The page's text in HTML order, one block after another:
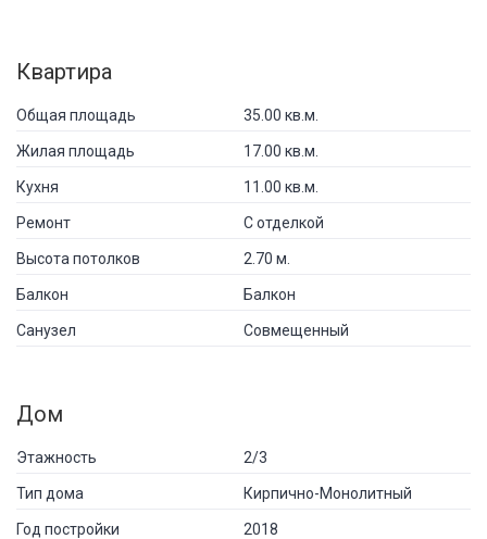
Квартира
Общая площадь 35.00 кв.м.
Жилая площадь 17.00 кв.м.
Кухня 11.00 кв.м.
Ремонт С отделкой
Высота потолков 2.70 м.
Балкон Балкон
Санузел Совмещенный
Дом
Этажность 2/3
Тип дома Кирпично-Монолитный
Год постройки 2018